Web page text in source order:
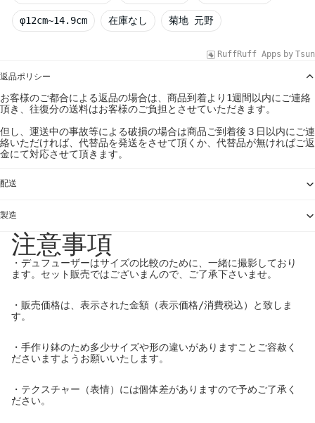
φ12cm~14.9cm 在庫なし 菊地 元野
RuffRuff Apps by Tsun
返品ポリシー
お客様のご都合による返品の場合は、商品到着より1週間以内にご連絡
頂き、往復分の送料はお客様のご負担とさせていただきます。
但し、運送中の事故等による破損の場合は商品ご到着後３日以内にご連
絡いただければ、代替品を発送をさせて頂くか、代替品が無ければご返
金にて対応させて頂きます。
配送
製造
注意事項
・デュフューザーはサイズの比較のために、一緒に撮影しており
ます。セット販売ではございまんので、ご了承下さいませ。
・販売価格は、表示された金額（表示価格/消費税込）と致しま
す。
・手作り鉢のため多少サイズや形の違いがありますことご容赦く
ださいますようお願いいたします。
・テクスチャー（表情）には個体差がありますので予めご了承く
ださい。